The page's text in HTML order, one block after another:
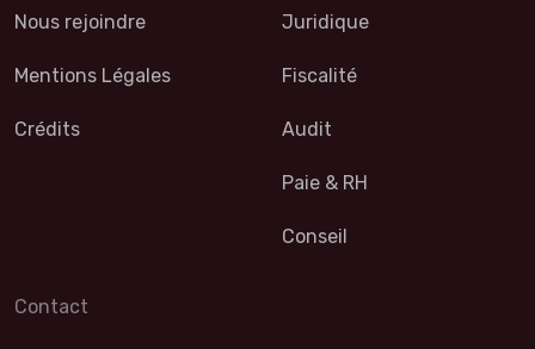
Nous rejoindre
Mentions Légales
Crédits
Juridique
Fiscalité
Audit
Paie & RH
Conseil
Contact